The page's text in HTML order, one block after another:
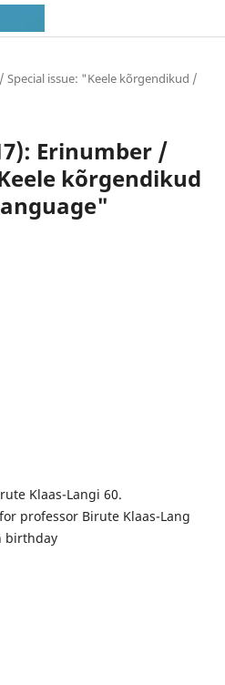
Special issue: "Keele kõrgendikud /
Erinumber /
kõrgendikud
Klaas-Langi 60.
professor Birute Klaas-Lang
birthday